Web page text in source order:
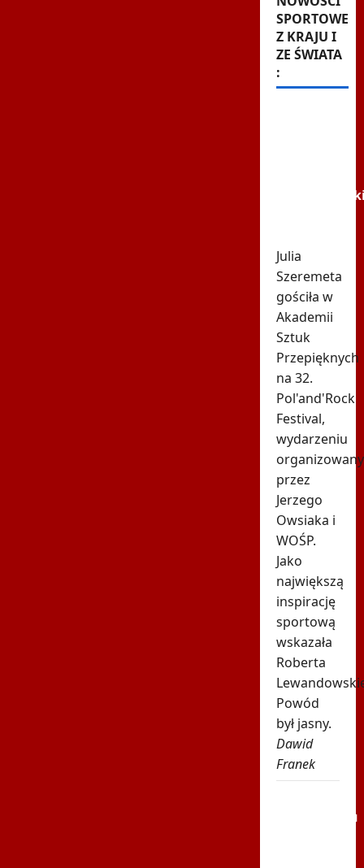
SPORTOWE
Z KRAJU I
ZE ŚWIATA
:
Julia
Szeremeta
gościła w
Akademii
Sztuk
Przepięknych
na 32.
Pol'and'Rock
Festival,
wydarzeniu
przez
Jerzego
Owsiaka i
WOŚP.
Jako
największą
inspirację
sportową
wskazała
Roberta
Powód
był jasny.
Dawid
Franek
komunikatu